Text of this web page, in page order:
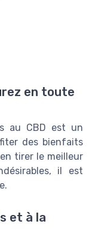
en toute
au CBD est un
des bienfaits
tirer le meilleur
il est
et à la